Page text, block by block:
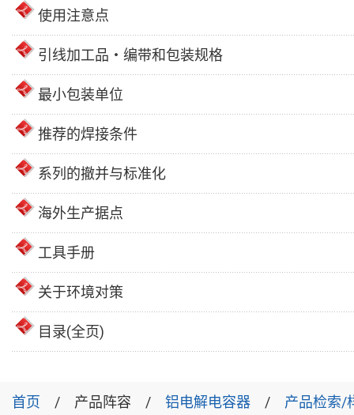
使用注意点
引线加工品・编带和包装规格
最小包装单位
推荐的焊接条件
系列的撤并与标准化
海外生产据点
工具手册
关于环境对策
目录(全页)
首页 产品阵容 铝电解电容器 产品检索/